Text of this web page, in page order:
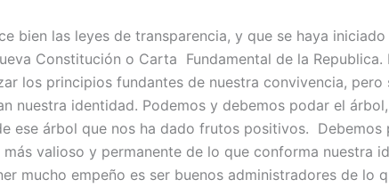
bien las leyes de transparencia, y que se haya
Constitución o Carta Fundamental de la
los principios fundantes de nuestra convivencia,
nuestra identidad. Podemos y debemos podar el
ese árbol que nos ha dado frutos positivos. Debemos
valioso y permanente de lo que conforma nuestra
mucho empeño es ser buenos administradores de lo